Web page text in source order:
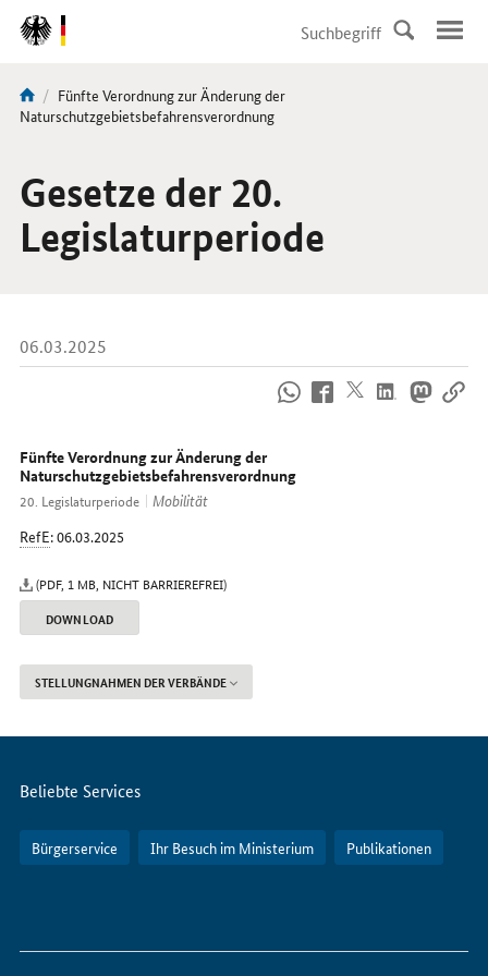
DirektZu:
Navigation
Sie
sind
Aktuelle
Seite:
Fünfte Verordnung zur Änderung der
Naturschutzgebietsbefahrensverordnung
Gesetze der 20.
Legislaturperiode
06.03.2025
uns
im
Internet
Fünfte Verordnung zur Änderung der
Naturschutzgebietsbefahrensverordnung
20. Legislaturperiode
Mobilität
RefE: 06.03.2025
(PDF, 1 MB, NICHT BARRIEREFREI)
DOWNLOAD
STELLUNGNAHMEN DER VERBÄNDE
Servicemenü
Beliebte Services
Bürgerservice Ihr Besuch im Ministerium Publikationen